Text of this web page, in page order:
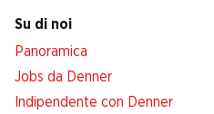
Su di noi
Panoramica
Jobs da Denner
Indipendente con Denner